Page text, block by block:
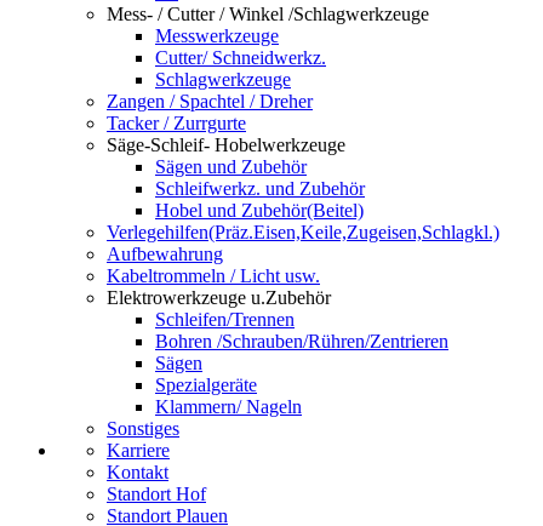
Mess- / Cutter / Winkel /Schlagwerkzeuge
Messwerkzeuge
Cutter/ Schneidwerkz.
Schlagwerkzeuge
Zangen / Spachtel / Dreher
Tacker / Zurrgurte
Säge-Schleif- Hobelwerkzeuge
Sägen und Zubehör
Schleifwerkz. und Zubehör
Hobel und Zubehör(Beitel)
Verlegehilfen(Präz.Eisen,Keile,Zugeisen,Schlagkl.)
Aufbewahrung
Kabeltrommeln / Licht usw.
Elektrowerkzeuge u.Zubehör
Schleifen/Trennen
Bohren /Schrauben/Rühren/Zentrieren
Sägen
Spezialgeräte
Klammern/ Nageln
Sonstiges
Karriere
Kontakt
Standort Hof
Standort Plauen